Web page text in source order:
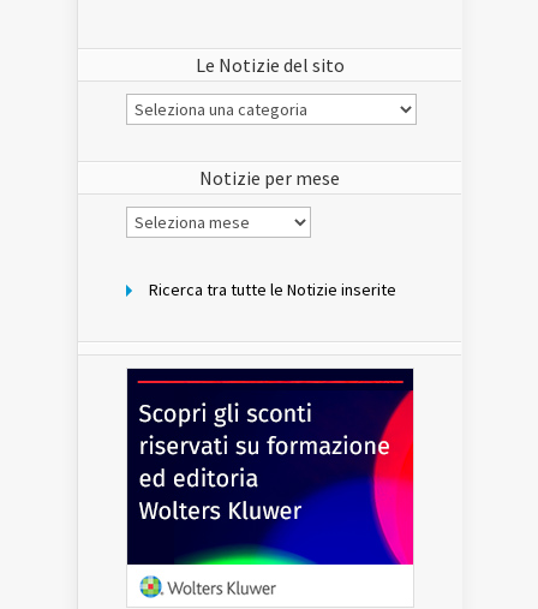
Le Notizie del sito
Le
Notizie
Notizie per mese
Notizie
per
Ricerca tra tutte le Notizie inserite